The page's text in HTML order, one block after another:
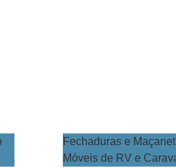
Fechaduras e
Móveis de RV e